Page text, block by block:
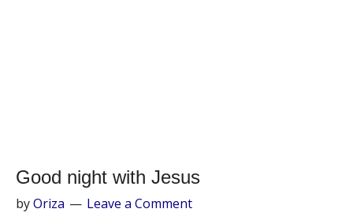
Good night with Jesus
byOriza Leave a Comment